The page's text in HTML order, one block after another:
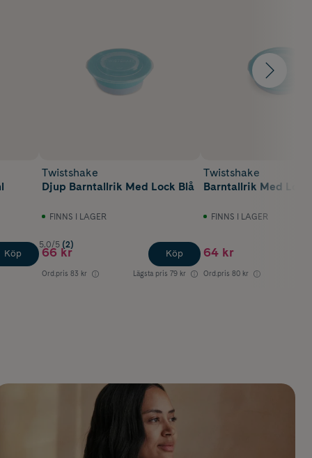
Köp
Twistshake
Djup Barntallrik Med Lock Blå
FINNS I LAGER
5.0/5 (2)
66 kr
Ord.pris 83 kr Lägsta pris 79 kr
Köp
Twistshake
Barntallrik Med Lock
FINNS I LAGER
64 kr
Ord.pris 80 kr